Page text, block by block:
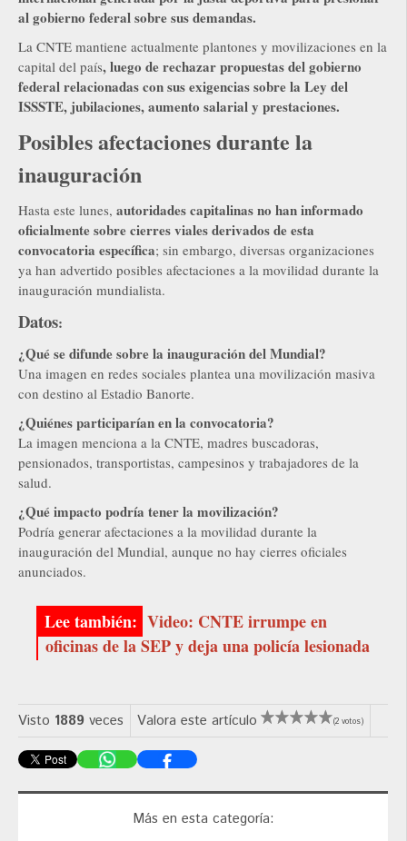
al gobierno federal sobre sus demandas.
La CNTE mantiene actualmente plantones y movilizaciones en la
capital del país, luego de rechazar propuestas del gobierno
federal relacionadas con sus exigencias sobre la Ley del
ISSSTE, jubilaciones, aumento salarial y prestaciones.
Posibles afectaciones durante la
inauguración
Hasta este lunes, autoridades capitalinas no han informado
oficialmente sobre cierres viales derivados de esta
convocatoria específica; sin embargo, diversas organizaciones
ya han advertido posibles afectaciones a la movilidad durante la
inauguración mundialista.
Datos:
¿Qué se difunde sobre la inauguración del Mundial?
Una imagen en redes sociales plantea una movilización masiva
con destino al Estadio Banorte.
¿Quiénes participarían en la convocatoria?
La imagen menciona a la CNTE, madres buscadoras,
pensionados, transportistas, campesinos y trabajadores de la
salud.
¿Qué impacto podría tener la movilización?
Podría generar afectaciones a la movilidad durante la
inauguración del Mundial, aunque no hay cierres oficiales
anunciados.
Video: CNTE irrumpe en
oficinas de la SEP y deja una policía lesionada
Visto 1889 veces Valora este artículo (2 votos)
Más en esta categoría: